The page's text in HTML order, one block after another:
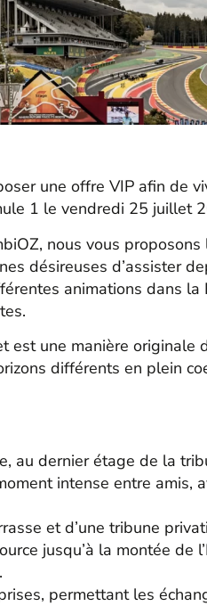
une offre VIP afin de
1 le vendredi 25 juillet
nous vous
désireuses d’assister
animations dans la
est une manière originale
différents en plein
au dernier étage de la
intense entre amis,
et d’une tribune
jusqu’à la montée de
permettant les